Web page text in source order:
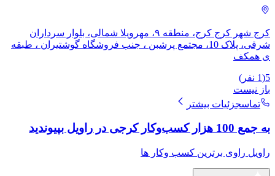
کرج شهر کرج کرج، منطقه ۹، مهرویلا شمالی، بلوار سرداران
شرقی، پلاک 10، ​مجتمع پرشبن ، جنب فروشگاه گوشتیران ، طبقه
ی همکف
5
(
1 نفر)
باز نیست
تماسجزئیات بیشتر
به جمع 100 هزار کسب‌وکار کرجی در راویل بپیوندید
راویل راوی برترین کسب وکار ها